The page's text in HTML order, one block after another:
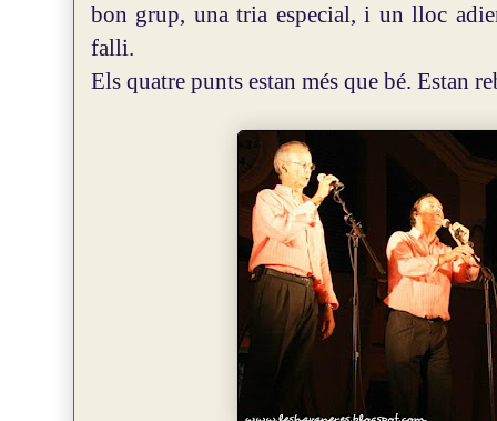
bon grup, una tria especial, i un lloc
falli.
Els quatre punts estan més que bé. Estan